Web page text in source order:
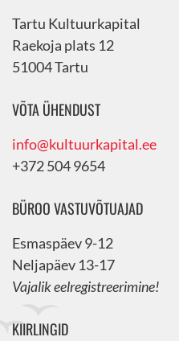
Tartu Kultuurkapital
Raekoja plats 12
51004 Tartu
VÕTA ÜHENDUST
info@kultuurkapital.ee
+372 504 9654
BÜROO VASTUVÕTUAJAD
Esmaspäev 9-12
Neljapäev 13-17
Vajalik eelregistreerimine!
KIIRLINGID